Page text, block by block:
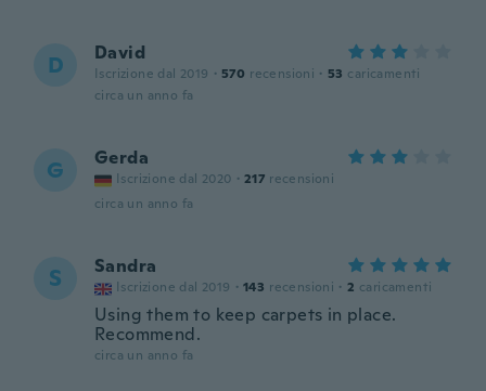
D David
Iscrizione dal 2019 · 570 recensioni · 53 caricamenti
circa un anno fa
G Gerda
Iscrizione dal 2020 · 217 recensioni
circa un anno fa
S Sandra
Iscrizione dal 2019 · 143 recensioni · 2 caricamenti
Using them to keep carpets in place.
Recommend.
circa un anno fa